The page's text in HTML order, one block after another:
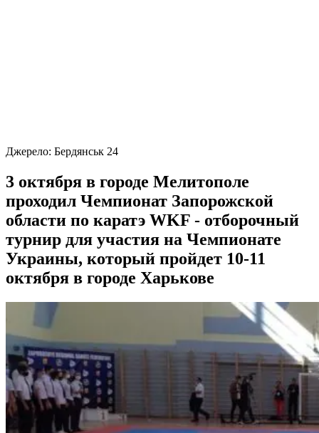
Джерело: Бердянськ 24
3 октября в городе Мелитополе
проходил Чемпионат Запорожской
области по каратэ WKF - отборочный
турнир для участия на Чемпионате
Украины, который пройдет 10-11
октября в городе Харькове